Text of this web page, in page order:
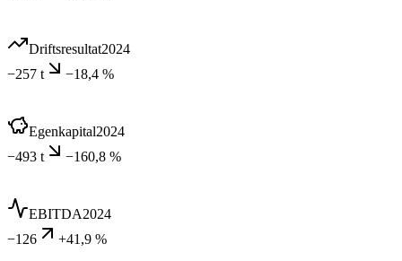
Driftsresultat2024
−257 t
−18,4 %
Egenkapital2024
−493 t
−160,8 %
EBITDA2024
−126
+41,9 %